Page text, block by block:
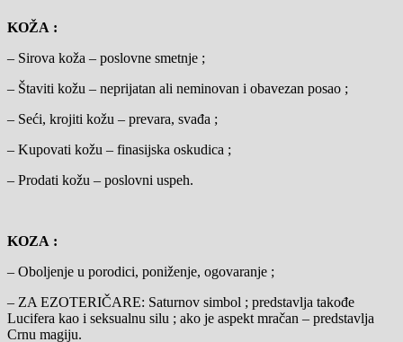
KOŽA :
– Sirova koža – poslovne smetnje ;
– Štaviti kožu – neprijatan ali neminovan i obavezan posao ;
– Seći, krojiti kožu – prevara, svađa ;
– Kupovati kožu – finasijska oskudica ;
– Prodati kožu – poslovni uspeh.
KOZA :
– Oboljenje u porodici, poniženje, ogovaranje ;
– ZA EZOTERIČARE: Saturnov simbol ; predstavlja takođe
Lucifera kao i seksualnu silu ; ako je aspekt mračan – predstavlja
Crnu magiju.